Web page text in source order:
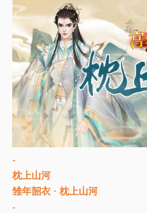
-
枕上山河
雏年韶衣 · 枕上山河
-